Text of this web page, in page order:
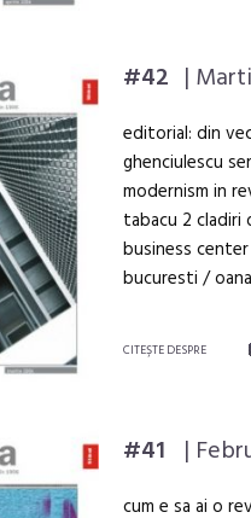
#42 |
editorial: din
ghenciulescu
modernism in
tabacu 2
business
bucuresti /
CITEŞTE DESPRE
#41 |
cum e sa ai o